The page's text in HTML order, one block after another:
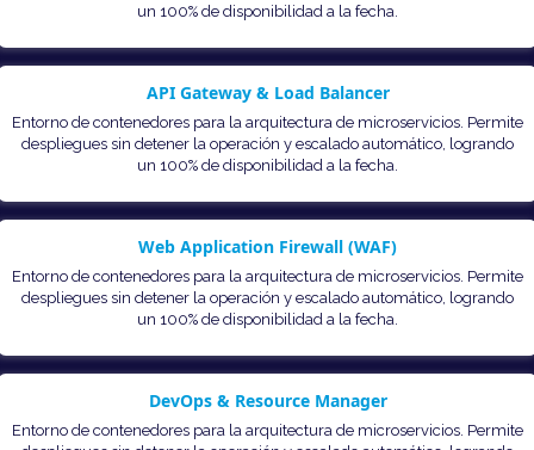
un 100% de disponibilidad a la fecha.
API Gateway & Load Balancer
Entorno de contenedores para la arquitectura de microservicios. Permite
despliegues sin detener la operación y escalado automático, logrando
un 100% de disponibilidad a la fecha.
Web Application Firewall (WAF)
Entorno de contenedores para la arquitectura de microservicios. Permite
despliegues sin detener la operación y escalado automático, logrando
un 100% de disponibilidad a la fecha.
DevOps & Resource Manager
Entorno de contenedores para la arquitectura de microservicios. Permite